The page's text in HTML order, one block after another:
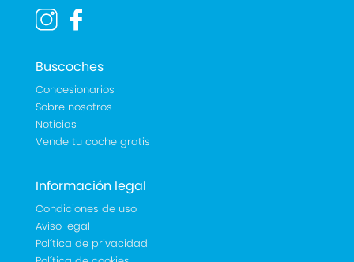
Buscoches
Concesionarios
Sobre nosotros
Noticias
Vende tu coche gratis
Información legal
Condiciones de uso
Aviso legal
Política de privacidad